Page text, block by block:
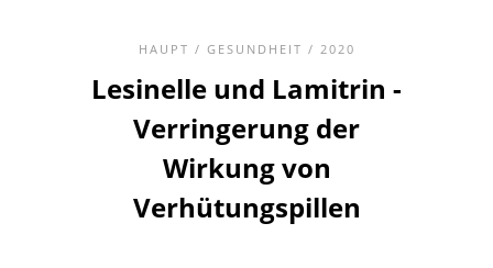
HAUPT / GESUNDHEIT / 2020
Lesinelle und Lamitrin -
Verringerung der
Wirkung von
Verhütungspillen